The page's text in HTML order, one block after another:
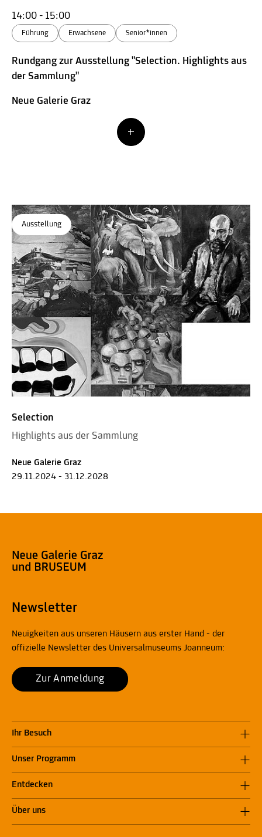
14:00 - 15:00
Führung Erwachsene Senior*innen
Rundgang zur Ausstellung "Selection. Highlights aus
der Sammlung"
Neue Galerie Graz
Ausstellung
Selection
Highlights aus der Sammlung
Neue Galerie Graz
29.11.2024 - 31.12.2028
Newsletter
Neuigkeiten aus unseren Häusern aus erster Hand - der
offizielle Newsletter des Universalmuseums Joanneum:
Zur Anmeldung
Ihr Besuch
Unser Programm
Entdecken
Über uns